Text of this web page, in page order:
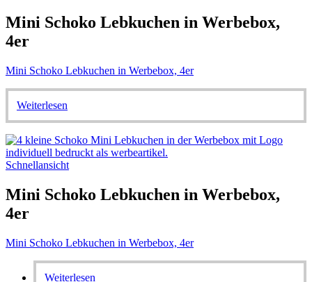
Mini Schoko Lebkuchen in Werbebox,
4er
Mini Schoko Lebkuchen in Werbebox, 4er
Weiterlesen
Schnellansicht
Mini Schoko Lebkuchen in Werbebox,
4er
Mini Schoko Lebkuchen in Werbebox, 4er
Weiterlesen